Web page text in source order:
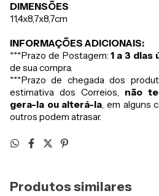
DIMENSÕES
11,4x8,7x8,7cm
INFORMAÇÕES ADICIONAIS:
***Prazo de Postagem:1 a 3 dias
de sua compra.
***Prazo de chegada dos
estimativa dos Correios, não
gera-la ou alterá-la, em alguns
outros podem atrasar.
Produtos similares